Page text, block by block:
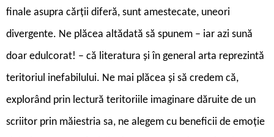
finale asupra cărții diferă, sunt amestecate, uneori
divergente. Ne plăcea altădată să spunem – iar azi sună
doar edulcorat! – că literatura și în general arta reprezintă
teritoriul inefabilului. Ne mai plăcea și să credem că,
explorând prin lectură teritoriile imaginare dăruite de un
scriitor prin măiestria sa, ne alegem cu beneficii de emoție